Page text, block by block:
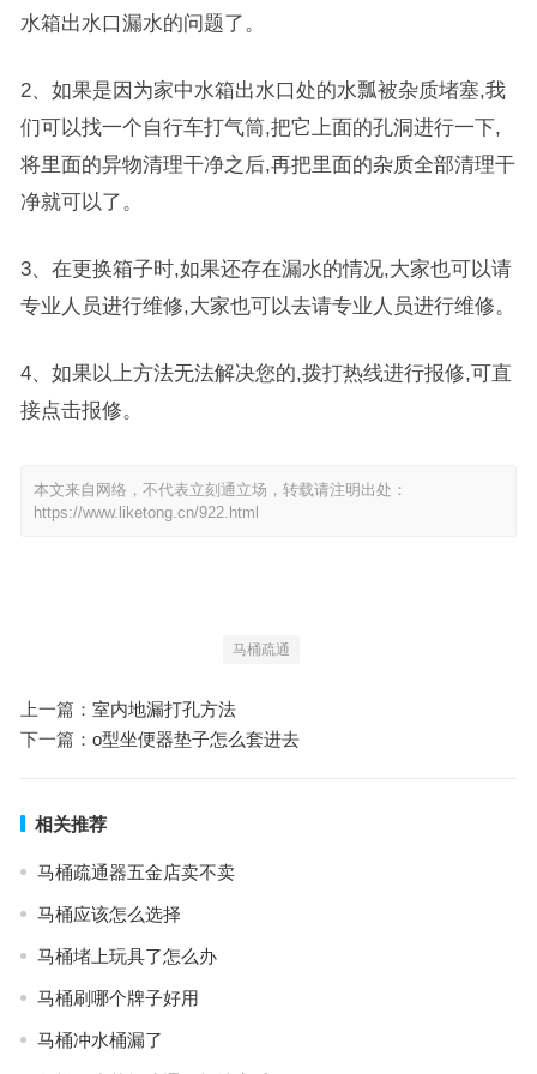
水箱出水口漏水的问题了。
2、如果是因为家中水箱出水口处的水瓢被杂质堵塞,我
们可以找一个自行车打气筒,把它上面的孔洞进行一下,
将里面的异物清理干净之后,再把里面的杂质全部清理干
净就可以了。
3、在更换箱子时,如果还存在漏水的情况,大家也可以请
专业人员进行维修,大家也可以去请专业人员进行维修。
4、如果以上方法无法解决您的,拨打热线进行报修,可直
接点击报修。
本文来自网络，不代表立刻通立场，转载请注明出处：
https://www.liketong.cn/922.html
马桶疏通
上一篇： 室内地漏打孔方法
下一篇： o型坐便器垫子怎么套进去
相关推荐
马桶疏通器五金店卖不卖
马桶应该怎么选择
马桶堵上玩具了怎么办
马桶刷哪个牌子好用
马桶冲水桶漏了